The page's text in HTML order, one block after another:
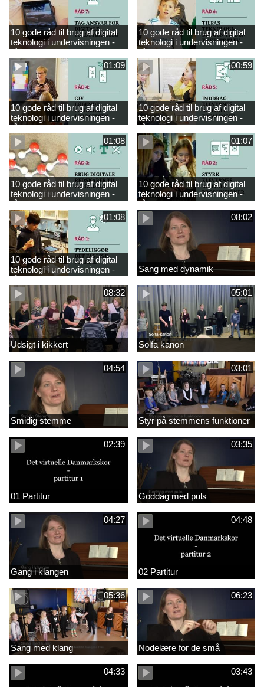
10 gode råd til brug af digital
teknologi i undervisningen -
råd 7
10 gode råd til brug af digital
teknologi i undervisningen -
råd 6
01:09
10 gode råd til brug af digital
teknologi i undervisningen -
råd 4
00:59
10 gode råd til brug af digital
teknologi i undervisningen -
råd 5
01:08
10 gode råd til brug af digital
teknologi i undervisningen -
råd 3
01:07
10 gode råd til brug af digital
teknologi i undervisningen -
råd 2
01:08
10 gode råd til brug af digital
teknologi i undervisningen -
råd 1
08:02
Sang med dynamik
08:32
Udsigt i kikkert
05:01
Solfa kanon
04:54
Smidig stemme
03:01
Styr på stemmens funktioner
02:39
01 Partitur
03:35
Goddag med puls
04:27
Gang i klangen
04:48
02 Partitur
05:36
Sang med klang
06:23
Nodelære for de små
04:33 03:43